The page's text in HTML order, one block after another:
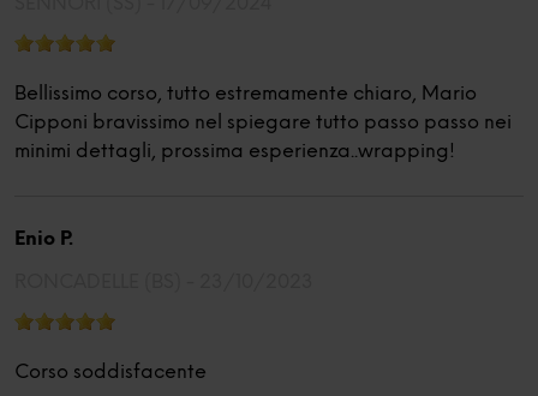
Bellissimo corso, tutto estremamente chiaro, Mario
Cipponi bravissimo nel spiegare tutto passo passo nei
minimi dettagli, prossima esperienza..wrapping!
Enio P.
Corso soddisfacente